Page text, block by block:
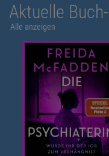
Aktuelle
Alle anzeigen